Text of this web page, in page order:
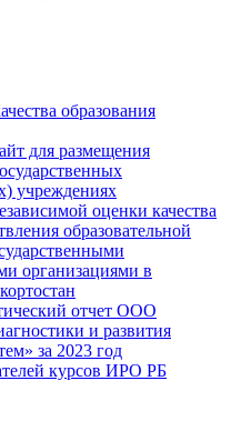
образования
для размещения
учреждениях
оценки качества
образовательной
организациями в
отчет ООО
и развития
за 2023 год
курсов ИРО РБ